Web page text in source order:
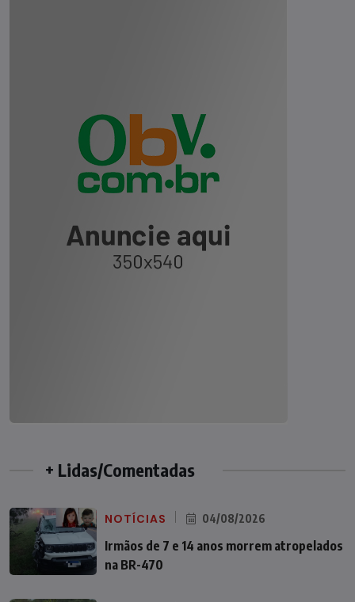
+ Lidas/Comentadas
NOTÍCIAS 04/08/2026
Irmãos de 7 e 14 anos morrem atropelados
na BR-470